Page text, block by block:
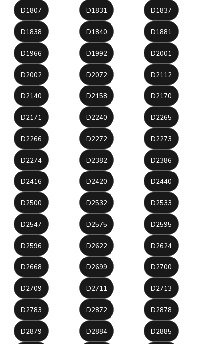
D1807 D1831 D1837
D1838 D1840 D1881
D1966 D1992 D2001
D2002 D2072 D2112
D2140 D2158 D2170
D2171 D2240 D2265
D2266 D2272 D2273
D2274 D2382 D2386
D2416 D2420 D2440
D2500 D2532 D2533
D2547 D2575 D2595
D2596 D2622 D2624
D2668 D2699 D2700
D2709 D2711 D2713
D2783 D2872 D2878
D2879 D2884 D2885